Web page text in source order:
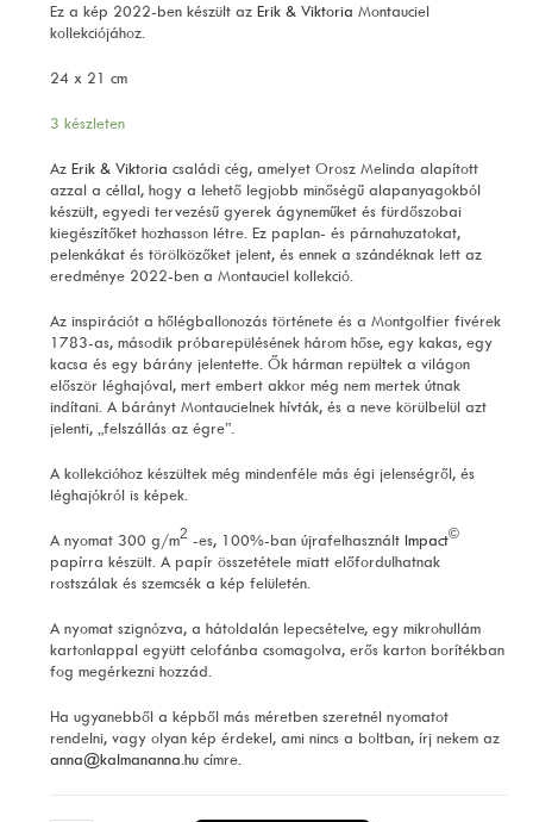
Ez a kép 2022-ben készült azErik & Viktoria Montauciel
kollekciójához.
24 x 21 cm
3 készleten
AzErik & Viktoria családi cég, amelyet Orosz Melinda alapított
azzal a céllal, hogy a lehető legjobb minőségű alapanyagokból
készült, egyedi tervezésű gyerek ágyneműket és fürdőszobai
kiegészítőket hozhasson létre. Ez paplan- és párnahuzatokat,
pelenkákat és törölközőket jelent, és ennek a szándéknak lett az
eredménye 2022-ben a Montauciel kollekció.
Az inspirációt a hőlégballonozás története és a Montgolfier fivérek
1783-as, második próbarepülésének három hőse, egy kakas, egy
kacsa és egy bárány jelentette. Ők hárman repültek a világon
először léghajóval, mert embert akkor még nem mertek útnak
indítani. A bárányt Montaucielnek hívták, és a neve körülbelül azt
jelenti, „felszállás az égre”.
A kollekcióhoz készültek még mindenféle más égi jelenségről, és
léghajókról is képek.
A nyomat 300 g/m2 -es, 100%-ban újrafelhasznált Impact©
papírra készült. A papír összetétele miatt előfordulhatnak
rostszálak és szemcsék a kép felületén.
A nyomat szignózva, a hátoldalán lepecsételve, egy mikrohullám
kartonlappal együtt celofánba csomagolva, erős karton borítékban
fog megérkezni hozzád.
Ha ugyanebből a képből más méretben szeretnél nyomatot
rendelni, vagy olyan kép érdekel, ami nincs a boltban, írj nekem az
anna@kalmananna.hu címre.